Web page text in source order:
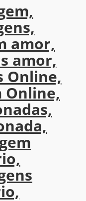
amor,
amor,
Online,
Online,